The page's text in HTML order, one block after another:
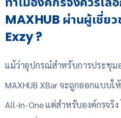
MAXHUB ผ่านผู้เชี่ย
Exzy ?
แม้ว่าอุปกรณ์สำหรับการประชุม
MAXHUB XBar จะถูกออกแบบ
All-in-One แต่สำหรับองค์กรจริ